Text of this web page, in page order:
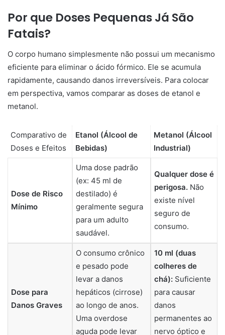
Por que Doses Pequenas Já São
Fatais?
O corpo humano simplesmente não possui um mecanismo
eficiente para eliminar o ácido fórmico. Ele se acumula
rapidamente, causando danos irreversíveis. Para colocar
em perspectiva, vamos comparar as doses de etanol e
metanol.
Comparativo de
Doses e Efeitos
Etanol (Álcool de
Bebidas)
Metanol (Álcool
Industrial)
Dose de Risco
Mínimo
Uma dose padrão
(ex: 45 ml de
destilado) é
geralmente segura
para um adulto
saudável.
Qualquer dose é
perigosa. Não
existe nível
seguro de
consumo.
Dose para
Danos Graves
O consumo crônico
e pesado pode
levar a danos
hepáticos (cirrose)
ao longo de anos.
Uma overdose
aguda pode levar
10 ml (duas
colheres de
chá): Suficiente
para causar
danos
permanentes ao
nervo óptico e